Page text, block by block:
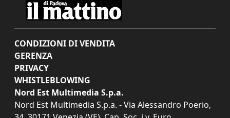
CONDIZIONI DI VENDITA
GERENZA
PRIVACY
WHISTLEBLOWING
Nord Est Multimedia S.p.a.
Nord Est Multimedia S.p.a. - Via Alessandro Poerio,